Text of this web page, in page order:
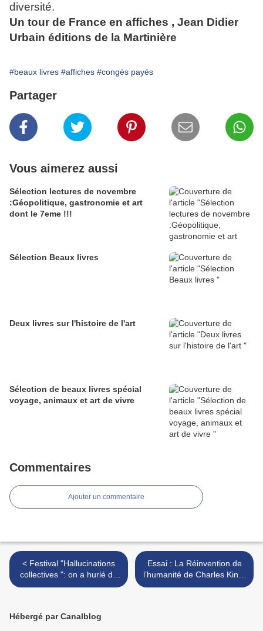
diversité.
Un tour de France en affiches , Jean Didier
Urbain éditions de la Martinière
#beaux livres #affiches #congés payés
Partager
Vous aimerez aussi
Sélection lectures de novembre
:Géopolitique, gastronomie et art
dont le 7eme !!!
Sélection Beaux livres
Deux livres sur l'histoire de l'art
Sélection de beaux livres spécial
voyage, animaux et art de vivre
Commentaires
Ajouter un commentaire
< Festival "Hallucinations
collectives ": on a hurlé de
joie devant "Hurlements" de
Essai : La Réinvention de
l’humanité de Charles King-
un récit exceptionnel sur
Hébergé par Canalblog